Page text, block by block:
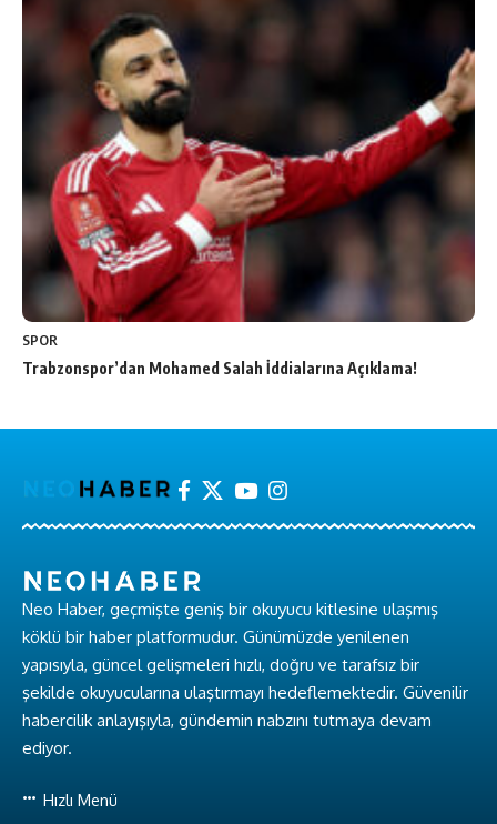
SPOR
Trabzonspor’dan Mohamed Salah İddialarına Açıklama!
Neo Haber, geçmişte geniş bir okuyucu kitlesine ulaşmış
köklü bir haber platformudur. Günümüzde yenilenen
yapısıyla, güncel gelişmeleri hızlı, doğru ve tarafsız bir
şekilde okuyucularına ulaştırmayı hedeflemektedir. Güvenilir
habercilik anlayışıyla, gündemin nabzını tutmaya devam
ediyor.
Hızlı Menü